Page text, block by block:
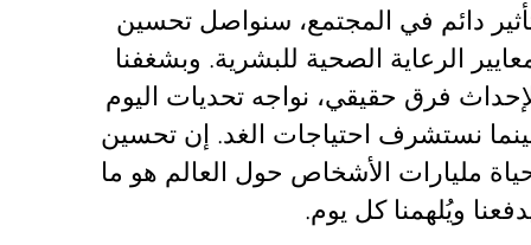
دائم في المجتمع، سنواصل تحسين
الرعاية الصحية للبشرية. وبشغفنا
فرق حقيقي، نواجه تحديات اليوم
نستشرف احتياجات الغد. إن تحسين
مليارات الأشخاص حول العالم هو ما
ويُلهمنا كل يوم.